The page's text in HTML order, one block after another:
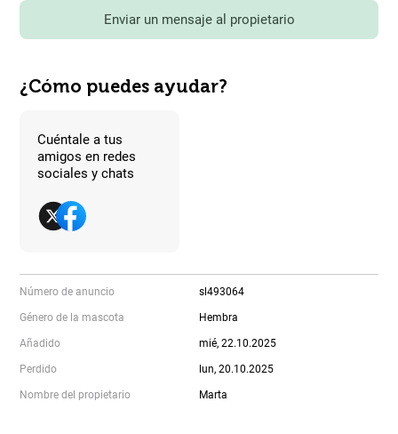
Enviar un mensaje al propietario
¿Cómo puedes ayudar?
Cuéntale a tus
amigos en redes
sociales y chats
Número de anuncio sl493064
Género de la mascota Hembra
Añadido mié, 22.10.2025
Perdido lun, 20.10.2025
Nombre del propietario Marta